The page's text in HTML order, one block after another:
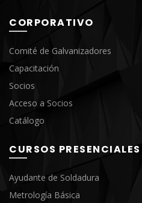
CORPORATIVO
Comité de Galvanizadores
Capacitación
Socios
Acceso a Socios
Catálogo
CURSOS PRESENCIALES
Ayudante de Soldadura
Metrología Básica